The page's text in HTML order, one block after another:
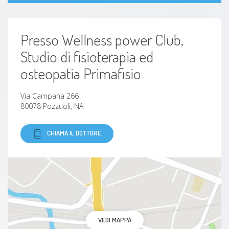
Cifoscoliosi
Dito a scatto
Gomito del tennista (epicondilite)
Rottura della cuffia dei rotatori
Paresi facciale
Presso Wellness power Club,
Studio di fisioterapia ed
osteopatia Primafisio
Via Campana 266
80078 Pozzuoli, NA
CHIAMA IL DOTTORE
VEDI MAPPA